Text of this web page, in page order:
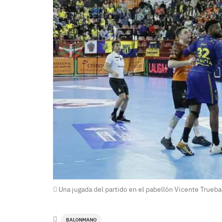
Una jugada del partido en el pabellón Vicente
BALONMANO